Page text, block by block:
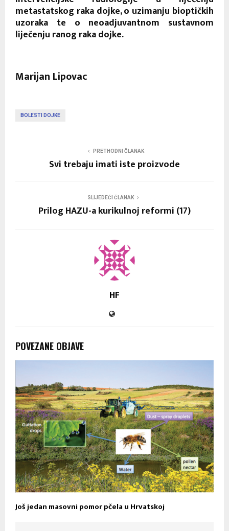
metastatskog raka dojke, o uzimanju bioptičkih
uzoraka te o neoadjuvantnom sustavnom
liječenju ranog raka dojke.
Marijan Lipovac
BOLESTI DOJKE
PRETHODNI ČLANAK
Svi trebaju imati iste proizvode
SLIJEDEĆI ČLANAK
Prilog HAZU-a kurikulnoj reformi (17)
HF
POVEZANE OBJAVE
Još jedan masovni pomor pčela u Hrvatskoj